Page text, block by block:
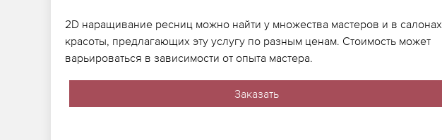
2D наращивание ресниц можно найти у множества мастеров и в салонах
красоты, предлагающих эту услугу по разным ценам. Стоимость может
варьироваться в зависимости от опыта мастера.
Заказать